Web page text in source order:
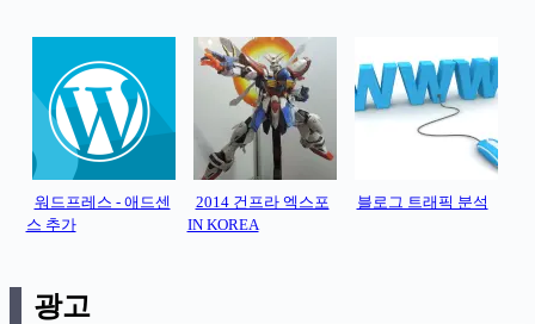
워드프레스 - 애드센
스 추가
2014 건프라 엑스포
IN KOREA
블로그 트래픽 분석
광고